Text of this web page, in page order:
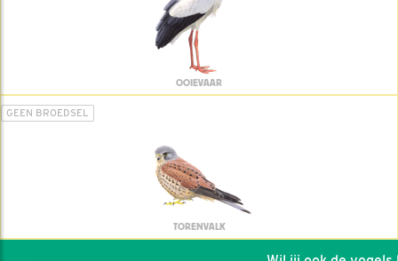
OOIEVAAR
GEEN BROEDSEL
TORENVALK